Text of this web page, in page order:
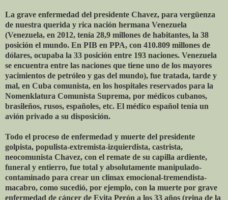
La grave enfermedad del presidente Chavez, para vergüenza
de nuestra querida y rica nación hermana Venezuela
(Venezuela, en 2012, tenía 28,9 millones de habitantes, la 38
posición el mundo. En PIB en PPA, con 410.809 millones de
dólares, ocupaba la 33 posición entre 193 naciones. Venezuela
se encuentra entre las naciones que tiene uno de los mayores
yacimientos de petróleo y gas del mundo), fue tratada, tarde y
mal, en Cuba comunista, en los hospitales reservados para la
Nomenklatura Comunista Suprema, por médicos cubanos,
brasileños, rusos, españoles, etc. El médico español tenía un
avión privado a su disposición.
Todo el proceso de enfermedad y muerte del presidente
golpista, populista-extremista-izquierdista, castrista,
neocomunista Chavez, con el remate de su capilla ardiente,
funeral y entierro, fue total y absolutamente manipulado-
contaminado para crear un climax emocional-tremendista-
macabro, como sucedió, por ejemplo, con la muerte por grave
enfermedad de cáncer de Evita Perón a los 33 años (reina de la